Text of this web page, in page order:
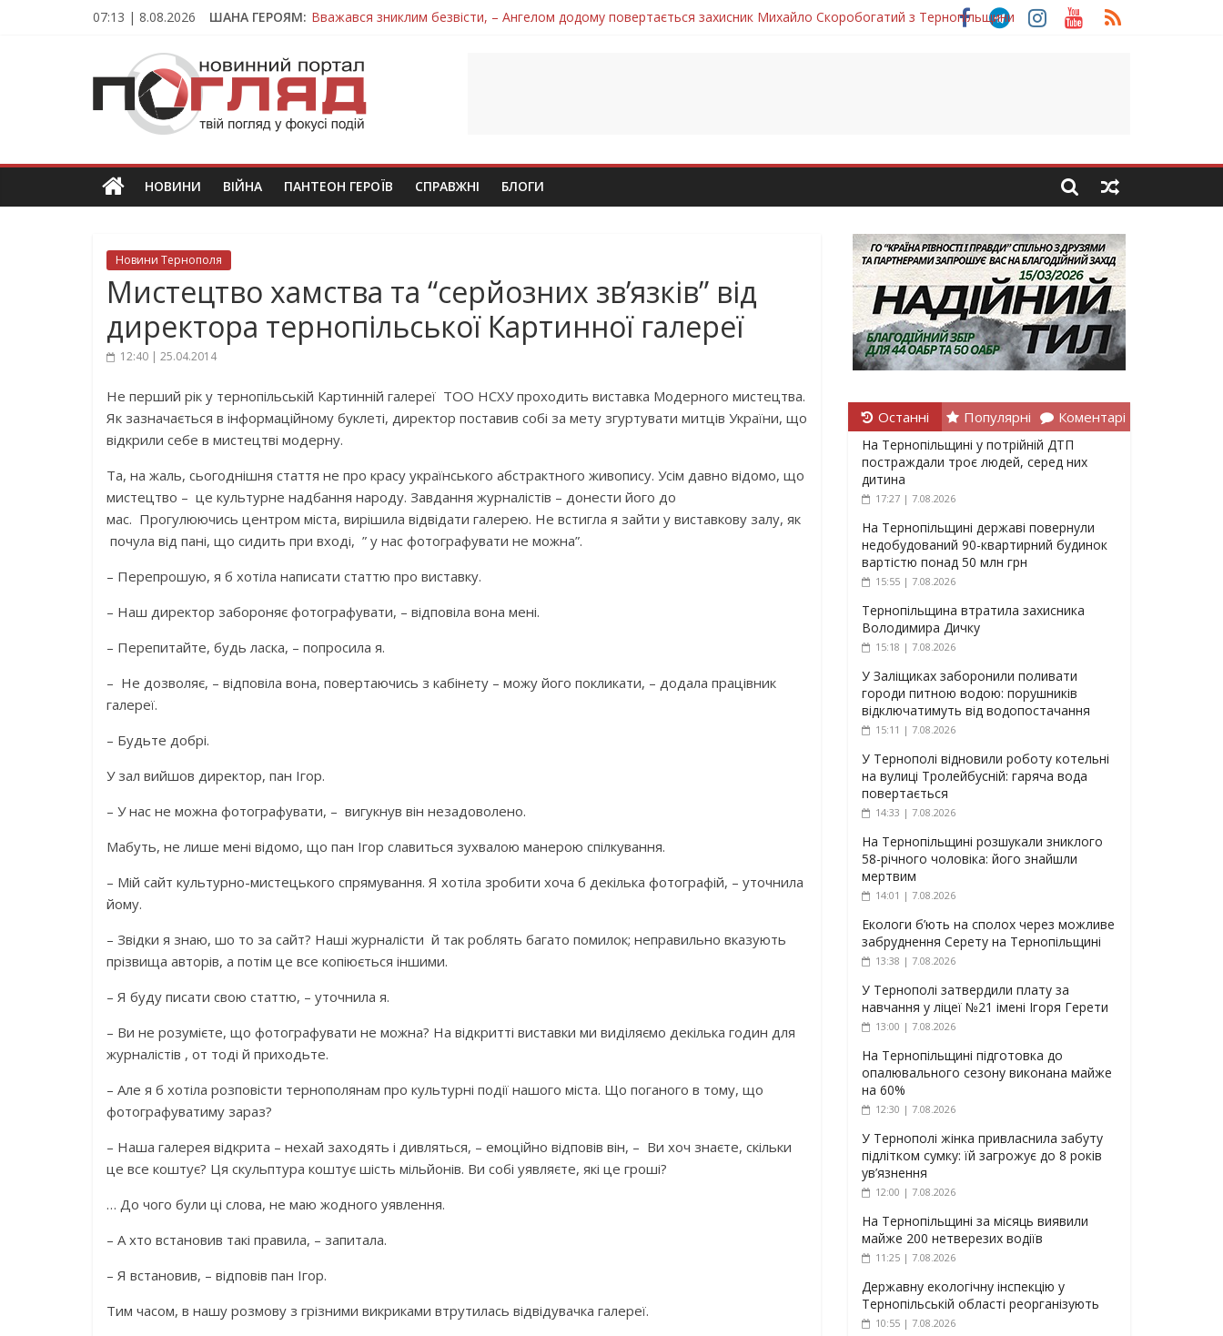
07:13 | 8.08.2026 ШАНА ГЕРОЯМ: Вважався зниклим безвісти, – Ангелом додому повертається захисник Михайло Скоробогатий з Тернопільщини
Тернопільщина втратила захисника Володимира Вельму
Захисник з Тернопільщини Петро Федів повертається до рідного дому «на щиті»
Тернопільщина втратила захисника Володимира Дичку
ПОГЛЯД
Новини
Тернополя.
новини
та
НОВИНИ ВІЙНА ПАНТЕОН ГЕРОЇВ СПРАВЖНІ БЛОГИ
Новини Тернополя
Мистецтво хамства та “серйозних зв’язків” від
директора тернопільської Картинної галереї
12:40 | 25.04.2014
Не перший рік у тернопільській Картинній галереї ТОО НСХУ проходить виставка Модерного мистецтва.
Як зазначається в інформаційному буклеті, директор поставив собі за мету згуртувати митців України, що
відкрили себе в мистецтві модерну.
Та, на жаль, сьогоднішня стаття не про красу українського абстрактного живопису. Усім давно відомо, що
мистецтво – це культурне надбання народу. Завдання журналістів – донести його до
мас. Прогулюючись центром міста, вирішила відвідати галерею. Не встигла я зайти у виставкову залу, як
почула від пані, що сидить при вході, ” у нас фотографувати не можна”.
– Перепрошую, я б хотіла написати статтю про виставку.
– Наш директор забороняє фотографувати, – відповіла вона мені.
– Перепитайте, будь ласка, – попросила я.
– Не дозволяє, – відповіла вона, повертаючись з кабінету – можу його покликати, – додала працівник
галереї.
– Будьте добрі.
У зал вийшов директор, пан Ігор.
– У нас не можна фотографувати, – вигукнув він незадоволено.
Мабуть, не лише мені відомо, що пан Ігор славиться зухвалою манерою спілкування.
– Мій сайт культурно-мистецького спрямування. Я хотіла зробити хоча б декілька фотографій, – уточнила
йому.
– Звідки я знаю, шо то за сайт? Наші журналісти й так роблять багато помилок; неправильно вказують
прізвища авторів, а потім це все копіюється іншими.
– Я буду писати свою статтю, – уточнила я.
– Ви не розумієте, що фотографувати не можна? На відкритті виставки ми виділяємо декілька годин для
журналістів , от тоді й приходьте.
– Але я б хотіла розповісти тернополянам про культурні події нашого міста. Що поганого в тому, що
фотографуватиму зараз?
– Наша галерея відкрита – нехай заходять і дивляться, – емоційно відповів він, – Ви хоч знаєте, скільки
це все коштує? Ця скульптура коштує шість мільйонів. Ви собі уявляєте, які це гроші?
… До чого були ці слова, не маю жодного уявлення.
– А хто встановив такі правила, – запитала.
– Я встановив, – відповів пан Ігор.
Тим часом, в нашу розмову з грізними викриками втрутилась відвідувачка галереї.
Останні Популярні Коментарі
На Тернопільщині у потрійній ДТП
постраждали троє людей, серед них
дитина
17:27 | 7.08.2026
На Тернопільщині державі повернули
недобудований 90-квартирний будинок
вартістю понад 50 млн грн
15:55 | 7.08.2026
Тернопільщина втратила захисника
Володимира Дичку
15:18 | 7.08.2026
У Заліщиках заборонили поливати
городи питною водою: порушників
відключатимуть від водопостачання
15:11 | 7.08.2026
У Тернополі відновили роботу котельні
на вулиці Тролейбусній: гаряча вода
повертається
14:33 | 7.08.2026
На Тернопільщині розшукали зниклого
58-річного чоловіка: його знайшли
мертвим
14:01 | 7.08.2026
Екологи б’ють на сполох через можливе
забруднення Серету на Тернопільщині
13:38 | 7.08.2026
У Тернополі затвердили плату за
навчання у ліцеї №21 імені Ігоря Герети
13:00 | 7.08.2026
На Тернопільщині підготовка до
опалювального сезону виконана майже
на 60%
12:30 | 7.08.2026
У Тернополі жінка привласнила забуту
підлітком сумку: їй загрожує до 8 років
ув’язнення
12:00 | 7.08.2026
На Тернопільщині за місяць виявили
майже 200 нетверезих водіїв
11:25 | 7.08.2026
Державну екологічну інспекцію у
Тернопільській області реорганізують
10:55 | 7.08.2026